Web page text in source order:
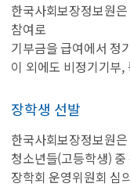
한국사회보장정보원
참여로
기부금을 급여에서 정
이 외에도 비정기기부
장학생 선발
한국사회보장정보원
청소년들(고등학생)
장학회 운영위원회 심